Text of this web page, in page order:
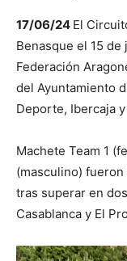
17/06/24 El
Benasque el 15
Federación
del Ayuntamiento
Deporte, Ibercaja
Machete Team 1
(masculino)
tras superar en
Casablanca y El